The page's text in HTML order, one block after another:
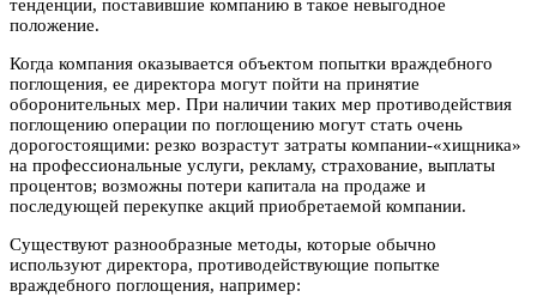
тенденции, поставившие компанию в такое невыгодное
положение.
Когда компания оказывается объектом попытки враждебного
поглощения, ее директора могут пойти на принятие
оборонительных мер. При наличии таких мер противодействия
поглощению операции по поглощению могут стать очень
дорогостоящими: резко возрастут затраты компании-«хищника»
на профессиональные услуги, рекламу, страхование, выплаты
процентов; возможны потери капитала на продаже и
последующей перекупке акций приобретаемой компании.
Существуют разнообразные методы, которые обычно
используют директора, противодействующие попытке
враждебного поглощения, например: